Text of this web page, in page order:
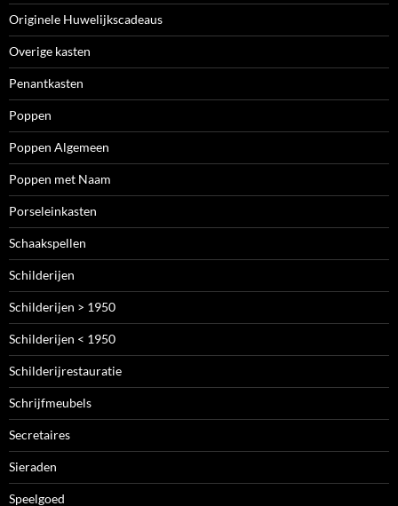
Originele Huwelijkscadeaus
Overige kasten
Penantkasten
Poppen
Poppen Algemeen
Poppen met Naam
Porseleinkasten
Schaakspellen
Schilderijen
Schilderijen > 1950
Schilderijen < 1950
Schilderijrestauratie
Schrijfmeubels
Secretaires
Sieraden
Speelgoed